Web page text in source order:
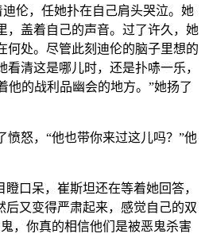
伦，任她扑在自己肩头哭泣。她
，盖着自己的声音。过了许久，她
何处。尽管此刻迪伦的脑子里想的
清这是哪儿时，还是扑哧一乐，
他的战利品幽会的地方。”她扬了
愤怒，“他也带你来过这儿吗？”他
口呆，崔斯坦还在等着她回答，
后又变得严肃起来，感觉自己的双
，你真的相信他们是被恶鬼杀害